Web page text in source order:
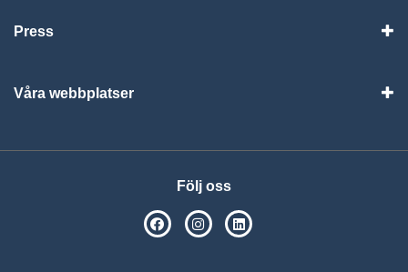
Press
Våra webbplatser
Följ oss
SPSM på Facebook
SPSM på Instagram